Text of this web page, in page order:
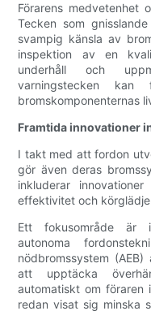
Förarens medvetenhet
Tecken som
svampig känsla av
inspektion av en
underhåll och
varningstecken kan
bromskomponenternas
Framtida innovationer
I takt med att fordon
gör även deras
inkluderar
effektivitet och
Ett fokusområde är
autonoma
nödbromssystem
att upptäcka
automatiskt om föraren
redan visat sig minska